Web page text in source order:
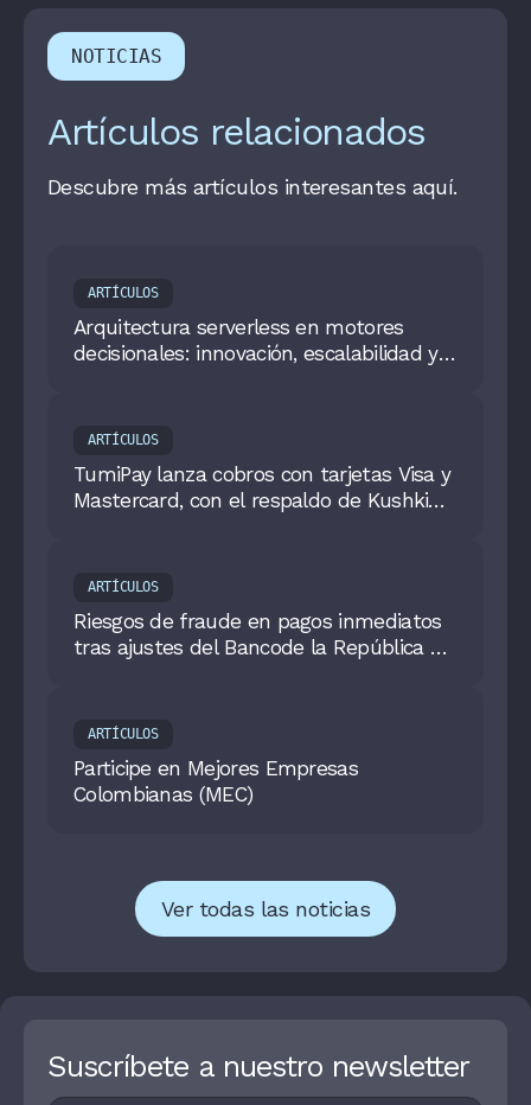
NOTICIAS
Artículos relacionados
Descubre más artículos interesantes aquí.
ARTÍCULOS
Arquitectura serverless en motores
decisionales: innovación, escalabilidad y
ARTÍCULOS
TumiPay lanza cobros con tarjetas Visa y
Mastercard, con el respaldo de Kushki
ARTÍCULOS
Riesgos de fraude en pagos inmediatos
tras ajustes del Bancode la República al
ARTÍCULOS
Participe en Mejores Empresas
Colombianas (MEC)
Ver todas las noticias
Suscríbete a nuestro newsletter